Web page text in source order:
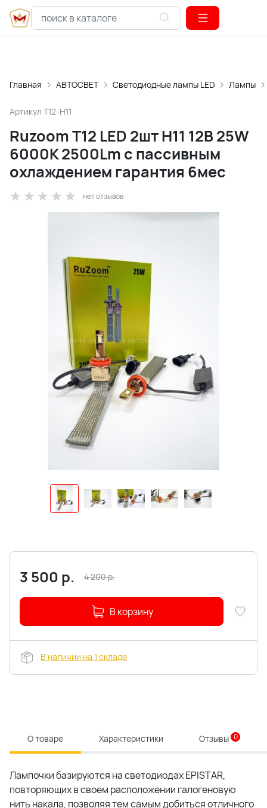
Главная АВТОСВЕТ Светодиодные лампы LED Лампы
Артикул T12-H11
Ruzoom T12 LED 2шт H11 12В 25W
6000K 2500Lm с пассивным
охлаждением гарантия 6мес
нет отзывов
3 500 р. 4 200р.
В корзину
В наличии на 1 складе
О товаре Характеристики Отзывы 0
Лампочки базируются на светодиодах EPISTAR,
повторяющих в своем расположении галогеновую
нить накала, позволяя тем самым добиться отличного